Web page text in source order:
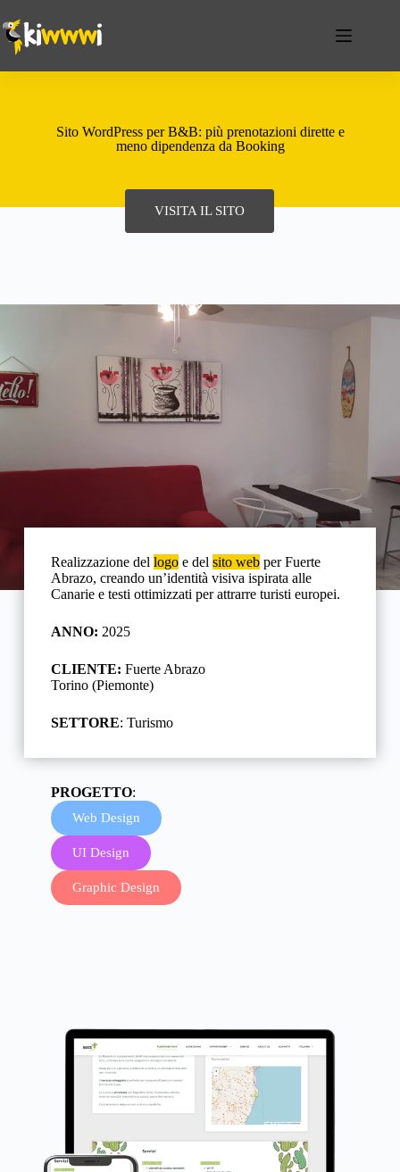
Sito WordPress per B&B: più prenotazioni dirette e
meno dipendenza da Booking
VISITA IL SITO
Realizzazione del logoe del sito webper Fuerte
Abrazo, creando un’identità visiva ispirata alle
Canarie e testi ottimizzati per attrarre turisti europei.
ANNO: 2025
CLIENTE: Fuerte Abrazo
Torino (Piemonte)
SETTORE: Turismo
PROGETTO:
Web Design
UI Design
Graphic Design